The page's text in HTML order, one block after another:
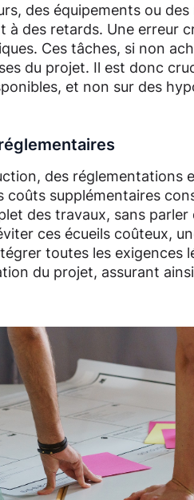
des équipements ou
à des retards. Une erreur
Ces tâches, si non
du projet. Il est donc
et non sur des
des réglementations
supplémentaires
des travaux, sans
ces écueils coûteux,
toutes les exigences
du projet, assurant